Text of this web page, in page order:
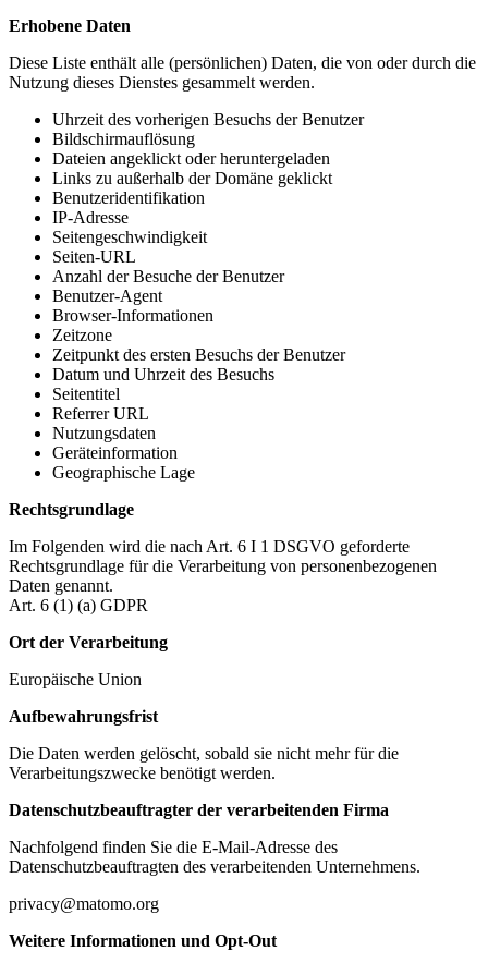
Erhobene Daten
Diese Liste enthält alle (persönlichen) Daten, die von oder durch die
Nutzung dieses Dienstes gesammelt werden.
Uhrzeit des vorherigen Besuchs der Benutzer
Bildschirmauflösung
Dateien angeklickt oder heruntergeladen
Links zu außerhalb der Domäne geklickt
Benutzeridentifikation
IP-Adresse
Seitengeschwindigkeit
Seiten-URL
Anzahl der Besuche der Benutzer
Benutzer-Agent
Browser-Informationen
Zeitzone
Zeitpunkt des ersten Besuchs der Benutzer
Datum und Uhrzeit des Besuchs
Seitentitel
Referrer URL
Nutzungsdaten
Geräteinformation
Geographische Lage
Rechtsgrundlage
Im Folgenden wird die nach Art. 6 I 1 DSGVO geforderte
Rechtsgrundlage für die Verarbeitung von personenbezogenen
Daten genannt.
Art. 6 (1) (a) GDPR
Ort der Verarbeitung
Europäische Union
Aufbewahrungsfrist
Die Daten werden gelöscht, sobald sie nicht mehr für die
Verarbeitungszwecke benötigt werden.
Datenschutzbeauftragter der verarbeitenden Firma
Nachfolgend finden Sie die E-Mail-Adresse des
Datenschutzbeauftragten des verarbeitenden Unternehmens.
privacy@matomo.org
Weitere Informationen und Opt-Out